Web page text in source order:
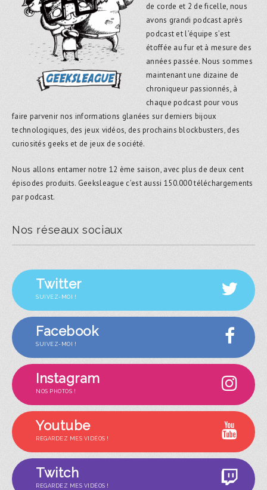
de corde et 2 de ficelle, nous
avons grandi podcast après
podcast et l’équipe s’est
étoffée au fur et à mesure des
années passée. Nous sommes
maintenant une dizaine de
chroniqueur passionnés, à
chaque podcast pour vous
faire parvenir nos informations glanées sur derniers bijoux
technologiques, des jeux vidéos, des prochains blockbusters, des
curiosités geeks et de jeux de société.
Nous allons entamer notre 12 ème saison, avec plus de deux cent
épisodes produits. Geeksleague c’est aussi 150.000 téléchargements
par podcast.
Nos réseaux sociaux
Twitter
SUIVEZ-MOI !
Facebook
SUIVEZ-MOI !
Instagram
NOS PHOTOS !
Youtube
REGARDEZ MES VIDÉOS !
Twitch
REGARDEZ MES VIDÉOS !